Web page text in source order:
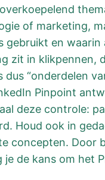
of marketing,
gebruikt en waarin
zit in klikpennen,
dus “onderdelen
Pinpoint
deze controle:
Houd ook in
concepten. Door
je de kans om het